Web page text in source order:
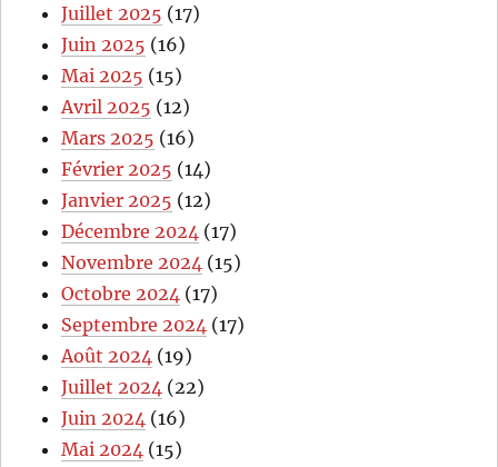
Juillet 2025 (17)
Juin 2025 (16)
Mai 2025 (15)
Avril 2025 (12)
Mars 2025 (16)
Février 2025 (14)
Janvier 2025 (12)
Décembre 2024 (17)
Novembre 2024 (15)
Octobre 2024 (17)
Septembre 2024 (17)
Août 2024 (19)
Juillet 2024 (22)
Juin 2024 (16)
Mai 2024 (15)